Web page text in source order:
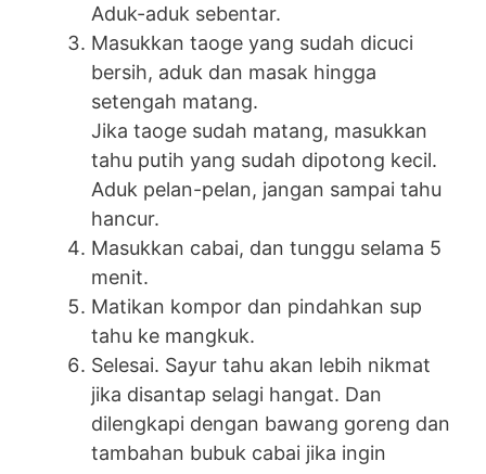
Aduk-aduk sebentar.
Masukkan taoge yang sudah dicuci
bersih, aduk dan masak hingga
setengah matang.
Jika taoge sudah matang, masukkan
tahu putih yang sudah dipotong kecil.
Aduk pelan-pelan, jangan sampai tahu
hancur.
Masukkan cabai, dan tunggu selama 5
menit.
Matikan kompor dan pindahkan sup
tahu ke mangkuk.
Selesai. Sayur tahu akan lebih nikmat
jika disantap selagi hangat. Dan
dilengkapi dengan bawang goreng dan
tambahan bubuk cabai jika ingin